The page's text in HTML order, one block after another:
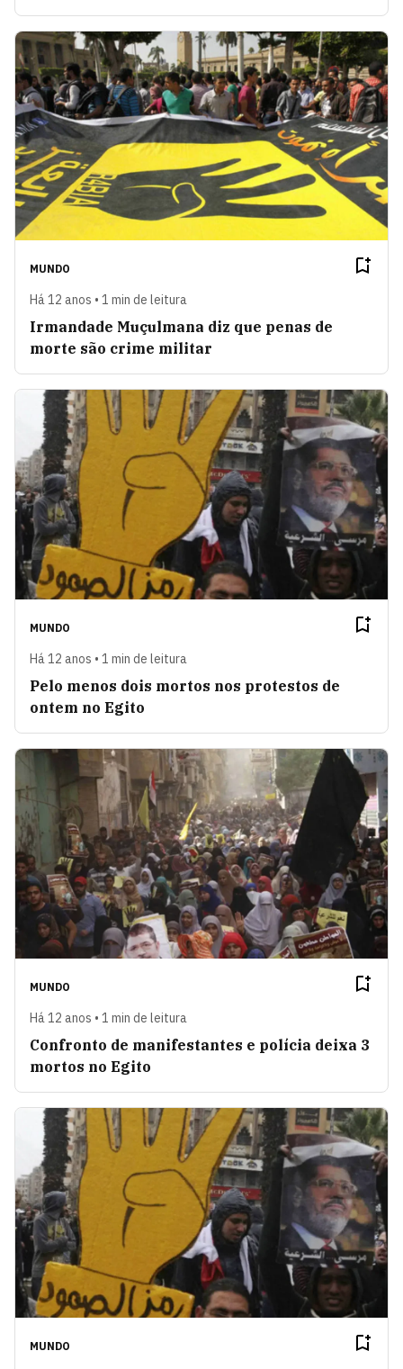
MUNDO
Há 12 anos • 1 min de leitura
Irmandade Muçulmana diz que penas de
morte são crime militar
MUNDO
Há 12 anos • 1 min de leitura
Pelo menos dois mortos nos protestos de
ontem no Egito
MUNDO
Há 12 anos • 1 min de leitura
Confronto de manifestantes e polícia deixa 3
mortos no Egito
MUNDO